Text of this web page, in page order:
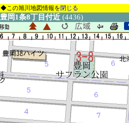
◆この旭川地図情報を閉じる
豊岡1条8丁目付近 (4436)